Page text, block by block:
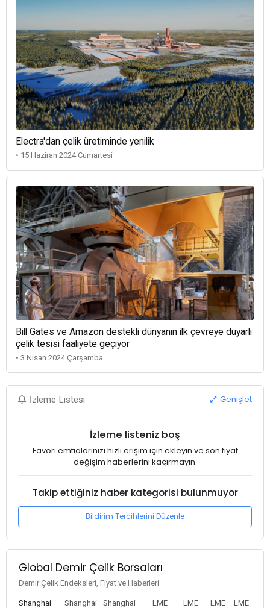
Electra'dan çelik üretiminde yenilik
• 15 Haziran 2024 Cumartesi
Bill Gates ve Amazon destekli dünyanın ilk çevreye duyarlı
çelik tesisi faaliyete geçiyor
• 3 Nisan 2024 Çarşamba
İzleme Listesi Genişlet
İzleme listeniz boş
Favori emtialarınızı hızlı erişim için ekleyin ve son fiyat
değişim haberlerini kaçırmayın.
Takip ettiğiniz haber kategorisi bulunmuyor
Bildirim Tercihlerini Düzenle
Global Demir Çelik Borsaları
Demir Çelik Endeksleri, Fiyat ve Haberleri
Shanghai
Shanghai
Shanghai
LME
LME
LME
LME